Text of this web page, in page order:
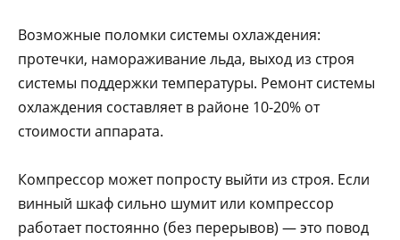
Возможные поломки системы охлаждения:
протечки, намораживание льда, выход из строя
системы поддержки температуры. Ремонт системы
охлаждения составляет в районе 10-20% от
стоимости аппарата.
Компрессор может попросту выйти из строя. Если
винный шкаф сильно шумит или компрессор
работает постоянно (без перерывов) — это повод